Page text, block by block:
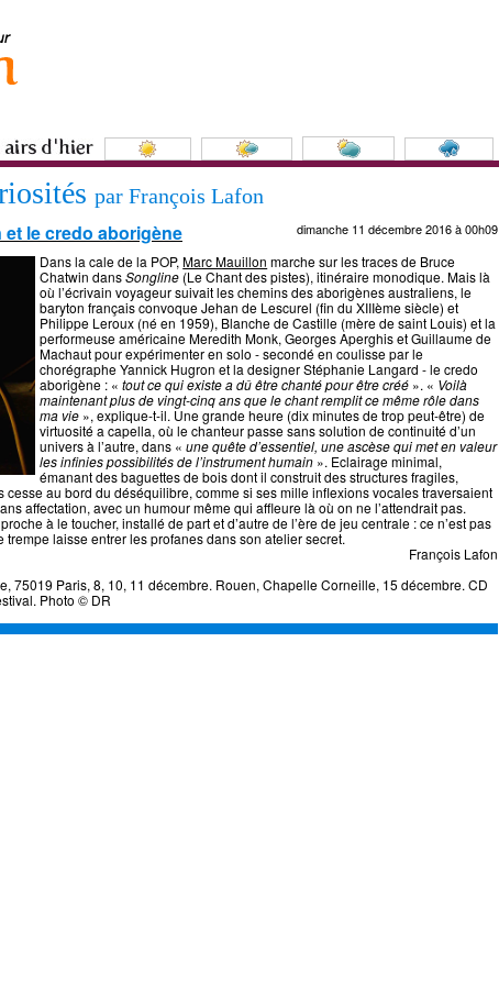
par François Lafon
le credo aborigène dimanche 11 décembre 2016 à 00h09
Dans la cale de la POP,Marc Mauillon marche sur les traces de Bruce
Chatwin dansSongline (Le Chant des pistes), itinéraire monodique. Mais là
où l’écrivain voyageur suivait les chemins des aborigènes australiens, le
baryton français convoque Jehan de Lescurel (fin du XIIIème siècle) et
Philippe Leroux (né en 1959), Blanche de Castille (mère de saint Louis) et la
performeuse américaine Meredith Monk, Georges Aperghis et Guillaume de
Machaut pour expérimenter en solo - secondé en coulisse par le
chorégraphe Yannick Hugron et la designer Stéphanie Langard - le credo
aborigène : «tout ce qui existe a dû être chanté pour être créé ». « Voilà
maintenant plus de vingt-cinq ans que le chant remplit ce même rôle dans
ma vie », explique-t-il. Une grande heure (dix minutes de trop peut-être) de
virtuosité a capella, où le chanteur passe sans solution de continuité d’un
univers à l’autre, dans «une quête d’essentiel, une ascèse qui met en valeur
les infinies possibilités de l’instrument humain ». Eclairage minimal,
émanant des baguettes de bois dont il construit des structures fragiles,
cesse au bord du déséquilibre, comme si ses mille inflexions vocales traversaient
affectation, avec un humour même qui affleure là où on ne l’attendrait pas.
à le toucher, installé de part et d’autre de l’ère de jeu centrale : ce n’est pas
trempe laisse entrer les profanes dans son atelier secret.
François Lafon
75019 Paris, 8, 10, 11 décembre. Rouen, Chapelle Corneille, 15 décembre. CD
Photo © DR